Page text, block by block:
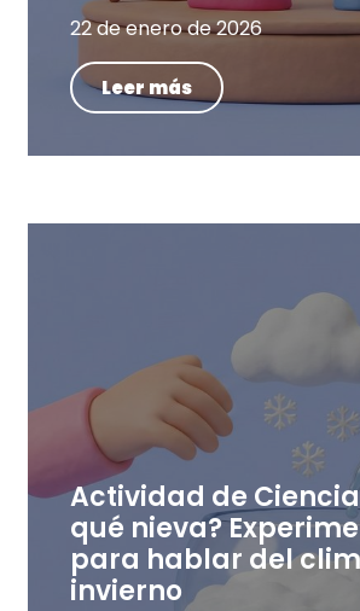
22 de enero de 2026
Leer más
Actividad de
qué nieva?
para hablar del
invierno